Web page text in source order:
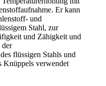
Er kann
und
Stahl, zur
und Zähigkeit und
der
flüssigen Stahls und
Knüppels verwendet